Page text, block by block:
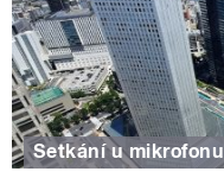
Setkání u mikrofonu